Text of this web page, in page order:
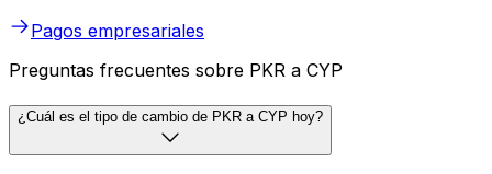
Pagos empresariales
Preguntas frecuentes sobre PKR a CYP
¿Cuál es el tipo de cambio de PKR a CYP hoy?